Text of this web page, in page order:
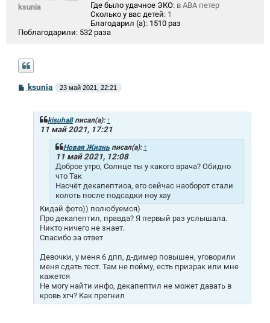
ksunia
Где было удачное ЭКО: в АВА петер
Сколько у вас детей: 1
Благодарил (а): 1510 раз
Поблагодарили: 532 раза
С
о
ksunia 23 май 2021, 22:21
kisuha8писал(а): ↑
11 май 2021, 17:21
Новая Жизнь писал(а): ↑
11 май 2021, 12:08
Доброе утро, Солнце ты у какого врача? Обидно
что Так
Насчёт декапептиоа, его сейчас наоборот стали
колоть после подсадки ноу хау
Кидай фото)) полюбуемся)
Про декапептил, правда? Я первый раз услышала.
Никто ничего не знает.
Спасибо за ответ
Девочки, у меня 6 дпп, д-димер повышен, уговорили
меня сдать тест. Там не пойму, есть призрак или мне
кажется
Не могу найти инфо, декапептил не может давать в
кровь хгч? Как прегнил